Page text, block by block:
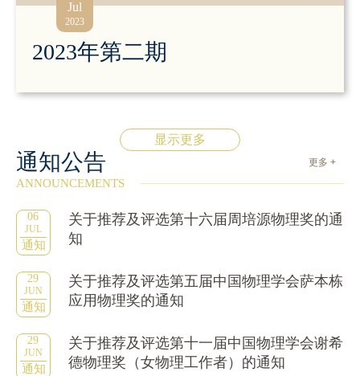
2023年第二期
Jul
2023
显示更多
通知公告 更多 +
ANNOUNCEMENTS
06
JUL
通知
关于推荐及评选第十六届周培源物理奖的通
知
29
JUN
通知
关于推荐及评选第五届中国物理学会萨本栋
应用物理奖的通知
29
JUN
通知
关于推荐及评选第十一届中国物理学会谢希
德物理奖（女物理工作者）的通知